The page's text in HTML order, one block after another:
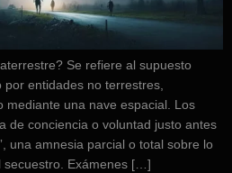
Se refiere al supuesto
entidades no terrestres,
mediante una nave espacial. Los
de conciencia o voluntad justo antes
una amnesia parcial o total sobre lo
secuestro. Exámenes […]